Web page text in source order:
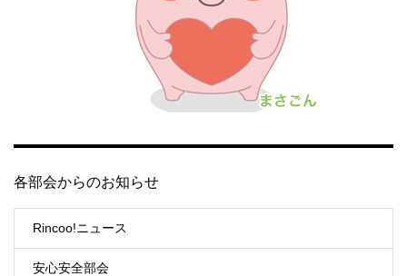
各部会からのお知らせ
Rincoo!ニュース
安心安全部会